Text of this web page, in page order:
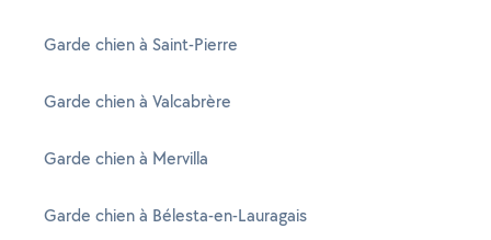
Garde chien à Saint-Pierre
Garde chien à Valcabrère
Garde chien à Mervilla
Garde chien à Bélesta-en-Lauragais